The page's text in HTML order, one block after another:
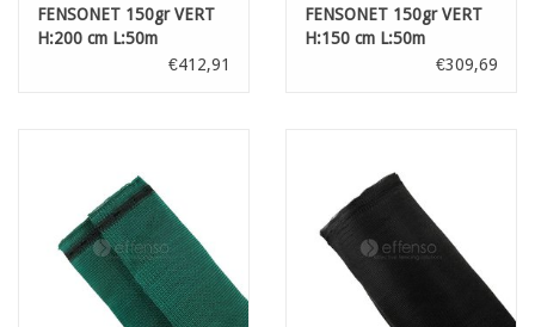
FENSONET 150gr VERT
H:200 cm L:50m
€412,91
FENSONET 150gr VERT
H:150 cm L:50m
€309,69